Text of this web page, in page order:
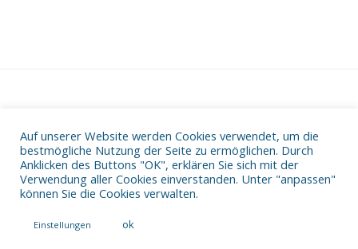
Datenschutz
Impressum
Auf unserer Website werden Cookies verwendet, um die
bestmögliche Nutzung der Seite zu ermöglichen. Durch
Anklicken des Buttons "OK", erklären Sie sich mit der
Verwendung aller Cookies einverstanden. Unter "anpassen"
können Sie die Cookies verwalten.
Einstellungen ok